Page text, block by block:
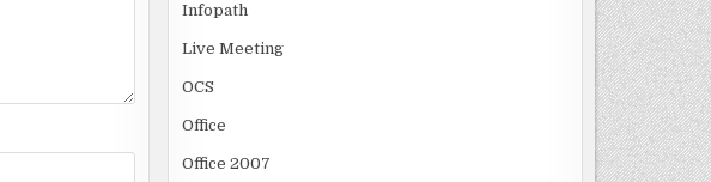
Infopath
Live Meeting
OCS
Office
Office 2007